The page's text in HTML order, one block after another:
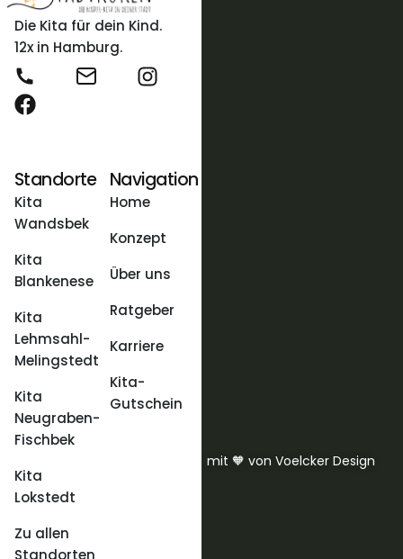
Die Kita für dein Kind.
12x in Hamburg.
Standorte
Kita
Wandsbek
Kita
Blankenese
Kita
Lehmsahl-
Melingstedt
Kita
Neugraben-
Fischbek
Kita
Lokstedt
Zu allen
Navigation
Home
Konzept
Über uns
Ratgeber
Karriere
Kita-
Gutschein
mit 🧡 von Voelcker Design